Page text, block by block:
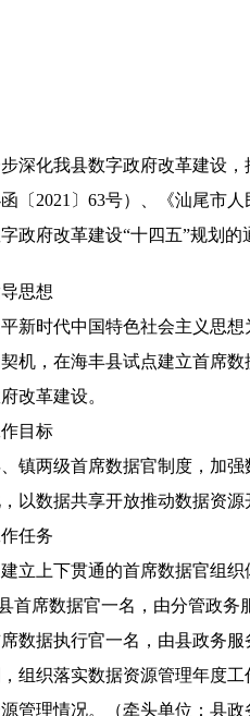
化我县数字政府改革建设，
〔2021〕63号）、《汕尾市
政府改革建设“十四五”规划
思想
时代中国特色社会主义思想
机，在海丰县试点建立首席
改革建设。
目标
两级首席数据官制度，加强
以数据共享开放推动数据资
任务
上下贯通的首席数据官组织
席数据官一名，由分管政务服
数据执行官一名，由县政务
组织落实数据资源管理年度
管理情况。（牵头单位：县政